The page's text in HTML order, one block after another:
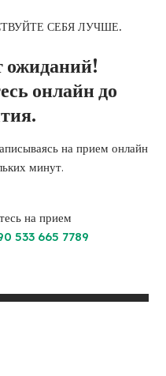
СЕБЯ ЛУЧШЕ.
ожиданий!
онлайн до
на прием онлайн
минут.
на прием
533 665 7789